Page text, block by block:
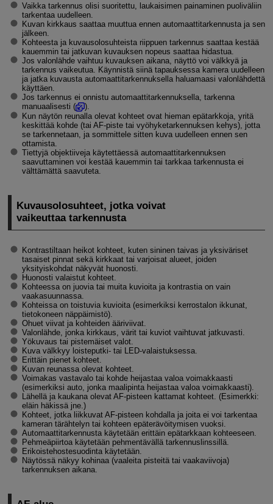
Vaikka tarkennus olisi suoritettu, laukaisimen painaminen puoliväliin
tarkentaa uudelleen.
Kuvan kirkkaus saattaa muuttua ennen automaattitarkennusta ja sen
jälkeen.
Kohteesta ja kuvausolosuhteista riippuen tarkennus saattaa kestää
kauemmin tai jatkuvan kuvauksen nopeus saattaa hidastua.
Jos valonlähde vaihtuu kuvauksen aikana, näyttö voi välkkyä ja
tarkennus vaikeutua. Käynnistä siinä tapauksessa kamera uudelleen
ja jatka kuvausta automaattitarkennuksella haluamaasi valonlähdettä
käyttäen.
Jos tarkennus ei onnistu automaattitarkennuksella, tarkenna
manuaalisesti (
).
Kun näytön reunalla olevat kohteet ovat hieman epätarkkoja, yritä
keskittää kohde (tai AF-piste tai vyöhyketarkennuksen kehys), jotta
se tarkennetaan, ja sommittele sitten kuva uudelleen ennen sen
ottamista.
Tiettyjä objektiiveja käytettäessä automaattitarkennuksen
saavuttaminen voi kestää kauemmin tai tarkkaa tarkennusta ei
välttämättä saavuteta.
Kuvausolosuhteet, jotka voivat
vaikeuttaa tarkennusta
Kontrastiltaan heikot kohteet, kuten sininen taivas ja yksiväriset
tasaiset pinnat sekä kirkkaat tai varjoisat alueet, joiden
yksityiskohdat näkyvät huonosti.
Huonosti valaistut kohteet.
Kohteessa on juovia tai muita kuvioita ja kontrastia on vain
vaakasuunnassa.
Kohteissa on toistuvia kuvioita (esimerkiksi kerrostalon ikkunat,
tietokoneen näppäimistö).
Ohuet viivat ja kohteiden ääriviivat.
Valonlähde, jonka kirkkaus, värit tai kuviot vaihtuvat jatkuvasti.
Yökuvaus tai pistemäiset valot.
Kuva välkkyy loisteputki- tai LED-valaistuksessa.
Erittäin pienet kohteet.
Kuvan reunassa olevat kohteet.
Voimakas vastavalo tai kohde heijastaa valoa voimakkaasti
(esimerkiksi auto, jonka maalipinta heijastaa valoa voimakkaasti).
Lähellä ja kaukana olevat AF-pisteen kattamat kohteet. (Esimerkki:
eläin häkissä jne.)
Kohteet, jotka liikkuvat AF-pisteen kohdalla ja joita ei voi tarkentaa
kameran tärähtelyn tai kohteen epäterävöitymisen vuoksi.
Automaattitarkennusta käytetään erittäin epätarkkaan kohteeseen.
Pehmeäpiirtoa käytetään pehmentävällä tarkennuslinssillä.
Erikoistehostesuodinta käytetään.
Näytössä näkyy kohinaa (vaaleita pisteitä tai vaakaviivoja)
tarkennuksen aikana.